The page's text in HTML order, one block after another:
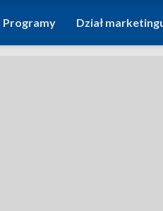
Programy Dział